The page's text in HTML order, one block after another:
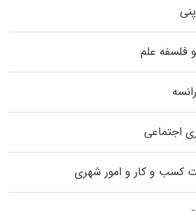
فلسفه علم
اجتماعی
کسب و کار و امور شهری